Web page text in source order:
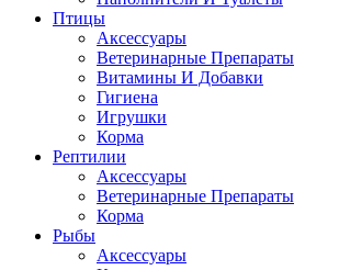
Птицы
Аксессуары
Ветеринарные Препараты
Витамины И Добавки
Гигиена
Игрушки
Корма
Рептилии
Аксессуары
Ветеринарные Препараты
Корма
Рыбы
Аксессуары